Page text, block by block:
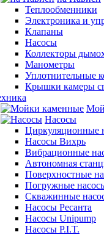
Теплообменники
Электроника и
Клапаны
Насосы
Коллекторы
Манометры
Уплотнительные
Крышки камеры
Насосы
Циркуляционные
Насосы Вихрь
Вибрационные
Автономная
Поверхностные
Погружные
Скважинные
Насосы Ресанта
Насосы Unipump
Насосы P.I.T.